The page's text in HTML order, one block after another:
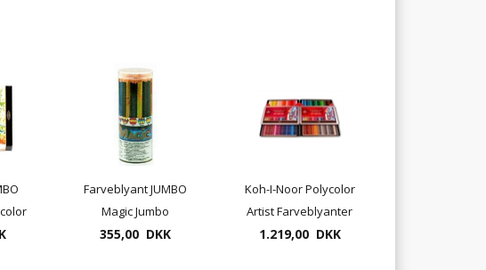
Farveblyant JUMBO
Magic Jumbo
farveblyant 6x5stk.
355,00 DKK
Koh-I-Noor Polycolor
Artist Farveblyanter
144 pr. æske ( leveres
1.219,00 DKK